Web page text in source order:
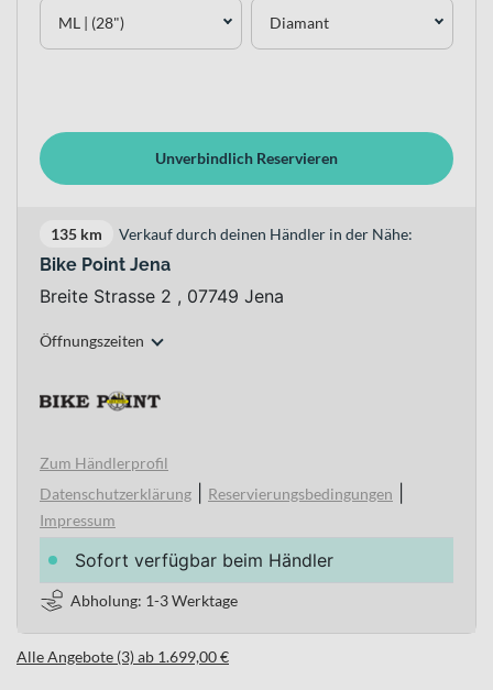
ML | (28") Diamant
Unverbindlich Reservieren
135 km Verkauf durch deinen Händler in der Nähe:
Bike Point Jena
Breite Strasse 2 , 07749 Jena
Öffnungszeiten
Zum Händlerprofil
Datenschutzerklärung
Reservierungsbedingungen
Impressum
Sofort verfügbar beim Händler
Abholung: 1-3 Werktage
Alle Angebote (3) ab 1.699,00 €